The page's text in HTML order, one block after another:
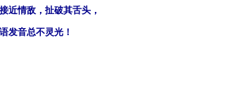
近情敌，扯破其舌头，
发音总不灵光！